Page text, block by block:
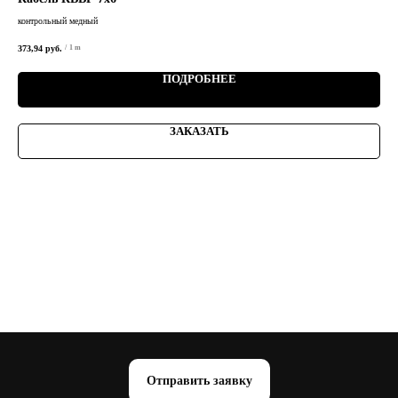
контрольный медный
373,94 руб. / 1 m
ПОДРОБНЕЕ
ЗАКАЗАТЬ
Отправить заявку